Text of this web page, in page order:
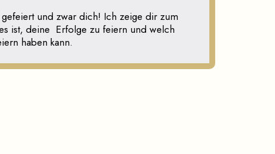
und zwar dich! Ich zeige dir zum
ist, deine Erfolge zu feiern und welch
haben kann.